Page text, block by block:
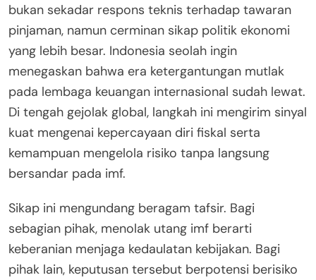
bukan sekadar respons teknis terhadap tawaran
pinjaman, namun cerminan sikap politik ekonomi
yang lebih besar. Indonesia seolah ingin
menegaskan bahwa era ketergantungan mutlak
pada lembaga keuangan internasional sudah lewat.
Di tengah gejolak global, langkah ini mengirim sinyal
kuat mengenai kepercayaan diri fiskal serta
kemampuan mengelola risiko tanpa langsung
bersandar pada imf.
Sikap ini mengundang beragam tafsir. Bagi
sebagian pihak, menolak utang imf berarti
keberanian menjaga kedaulatan kebijakan. Bagi
pihak lain, keputusan tersebut berpotensi berisiko